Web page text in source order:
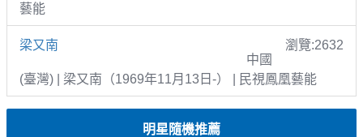
藝能
梁又南
瀏覽:2632
中國
(臺灣) | 梁又南（1969年11月13日-） | 民視鳳凰藝能
明星隨機推薦